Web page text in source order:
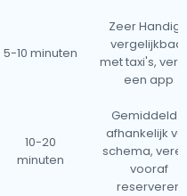
5-10 minuten
Zeer Handig
vergelijkbaar
met taxi's,
een app
10-20
minuten
Gemiddeld -
afhankelijk
schema,
vooraf
reserveren